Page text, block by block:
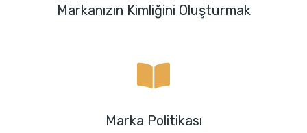
Markanızın Kimliğini Oluşturmak
Marka Politikası